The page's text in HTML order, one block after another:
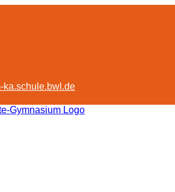
ka.schule.bwl.de